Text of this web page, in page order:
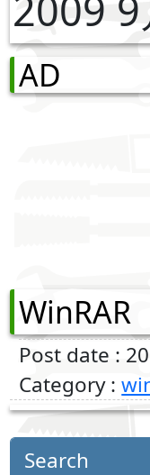
AD
WinRAR
Post date :
Category :
Search